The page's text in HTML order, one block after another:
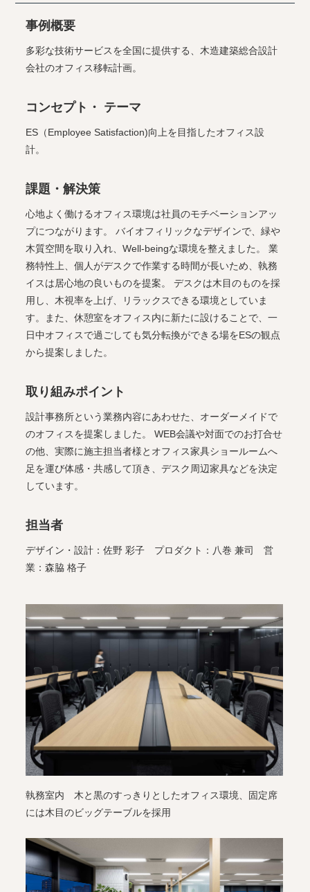
事例概要
多彩な技術サービスを全国に提供する、木造建築総合設計
会社のオフィス移転計画。
コンセプト・ テーマ
ES（Employee Satisfaction)向上を目指したオフィス設
計。
課題・解決策
心地よく働けるオフィス環境は社員のモチベーションアッ
プにつながります。 バイオフィリックなデザインで、緑や
木質空間を取り入れ、Well-beingな環境を整えました。 業
務特性上、個人がデスクで作業する時間が長いため、執務
イスは居心地の良いものを提案。 デスクは木目のものを採
用し、木視率を上げ、リラックスできる環境としていま
す。また、休憩室をオフィス内に新たに設けることで、一
日中オフィスで過ごしても気分転換ができる場をESの観点
から提案しました。
取り組みポイント
設計事務所という業務内容にあわせた、オーダーメイドで
のオフィスを提案しました。 WEB会議や対面でのお打合せ
の他、実際に施主担当者様とオフィス家具ショールームへ
足を運び体感・共感して頂き、デスク周辺家具などを決定
しています。
担当者
デザイン・設計：佐野 彩子 プロダクト：八巻 兼司 営
業：森脇 格子
執務室内 木と黒のすっきりとしたオフィス環境、固定席
には木目のビッグテーブルを採用